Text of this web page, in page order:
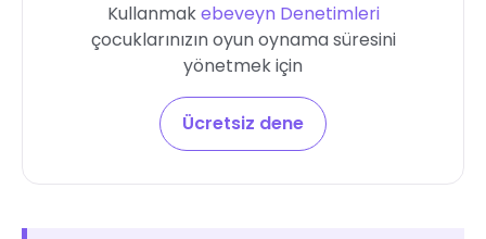
Kullanmakebeveyn Denetimleri
çocuklarınızın oyun oynama süresini
yönetmek için
Ücretsiz dene